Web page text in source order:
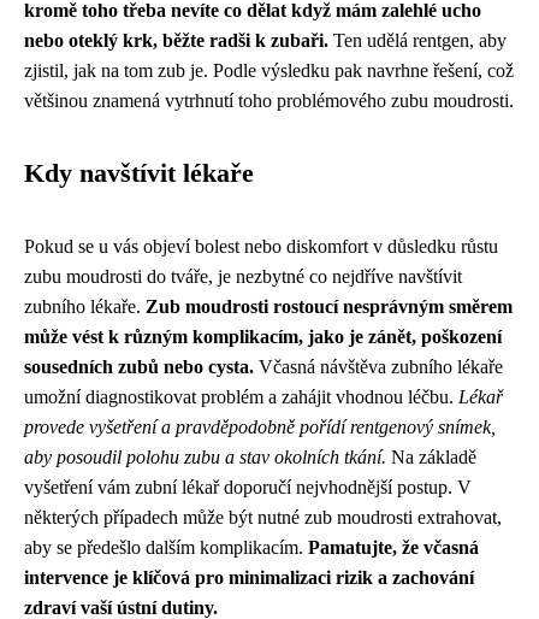
kromě toho třeba nevíte co dělat když mám zalehlé ucho
nebo oteklý krk, běžte radši k zubaři. Ten udělá rentgen, aby
zjistil, jak na tom zub je. Podle výsledku pak navrhne řešení, což
většinou znamená vytrhnutí toho problémového zubu moudrosti.
Kdy navštívit lékaře
Pokud se u vás objeví bolest nebo diskomfort v důsledku růstu
zubu moudrosti do tváře, je nezbytné co nejdříve navštívit
zubního lékaře. Zub moudrosti rostoucí nesprávným směrem
může vést k různým komplikacím, jako je zánět, poškození
sousedních zubů nebo cysta. Včasná návštěva zubního lékaře
umožní diagnostikovat problém a zahájit vhodnou léčbu. Lékař
provede vyšetření a pravděpodobně pořídí rentgenový snímek,
aby posoudil polohu zubu a stav okolních tkání. Na základě
vyšetření vám zubní lékař doporučí nejvhodnější postup. V
některých případech může být nutné zub moudrosti extrahovat,
aby se předešlo dalším komplikacím. Pamatujte, že včasná
intervence je klíčová pro minimalizaci rizik a zachování
zdraví vaší ústní dutiny.